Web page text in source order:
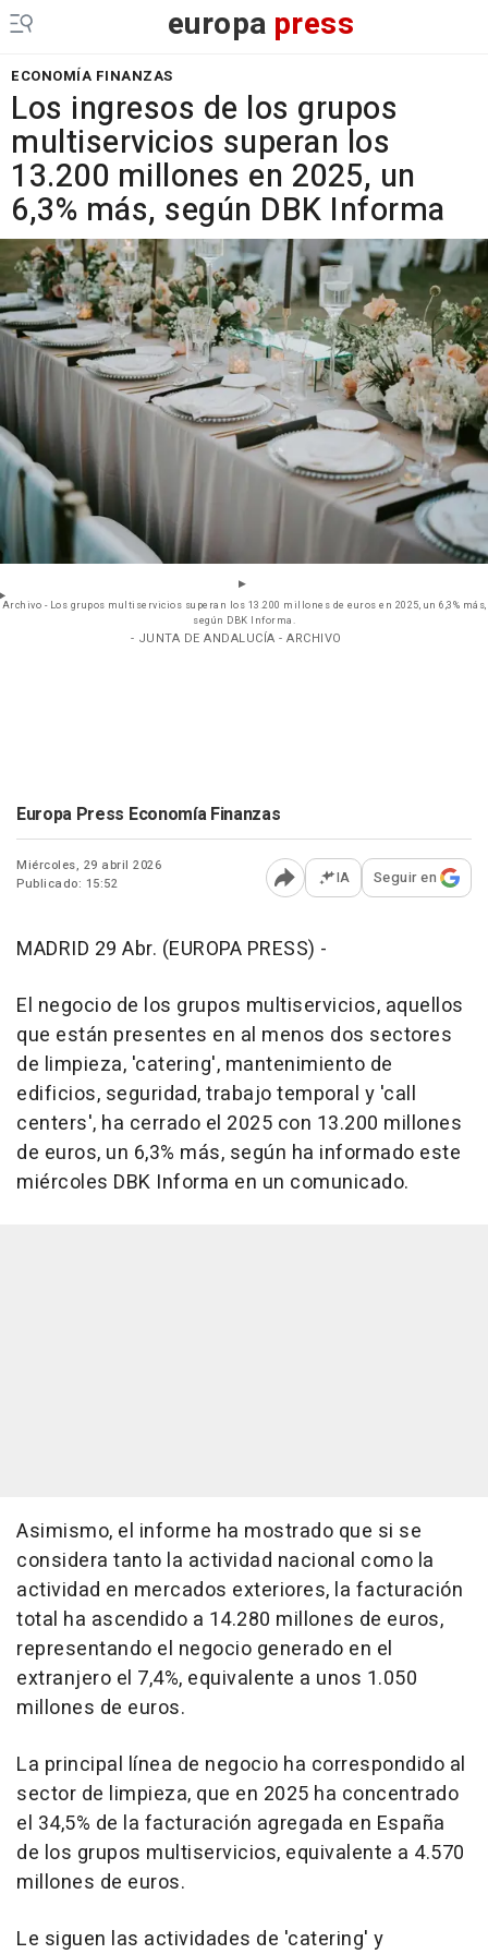
europa press
ECONOMÍA FINANZAS
Los ingresos de los grupos
multiservicios superan los
13.200 millones en 2025, un
6,3% más, según DBK Informa
Archivo - Los grupos multiservicios superan los 13.200 millones de euros en 2025, un 6,3% más,
según DBK Informa.
- JUNTA DE ANDALUCÍA - ARCHIVO
Europa Press Economía Finanzas
Miércoles, 29 abril 2026
Publicado: 15:52
Abrir opciones para
IA Seguir en
MADRID 29 Abr. (EUROPA PRESS) -
El negocio de los grupos multiservicios, aquellos
que están presentes en al menos dos sectores
de limpieza, 'catering', mantenimiento de
edificios, seguridad, trabajo temporal y 'call
centers', ha cerrado el 2025 con 13.200 millones
de euros, un 6,3% más, según ha informado este
miércoles DBK Informa en un comunicado.
Asimismo, el informe ha mostrado que si se
considera tanto la actividad nacional como la
actividad en mercados exteriores, la facturación
total ha ascendido a 14.280 millones de euros,
representando el negocio generado en el
extranjero el 7,4%, equivalente a unos 1.050
millones de euros.
La principal línea de negocio ha correspondido al
sector de limpieza, que en 2025 ha concentrado
el 34,5% de la facturación agregada en España
de los grupos multiservicios, equivalente a 4.570
millones de euros.
Le siguen las actividades de 'catering' y